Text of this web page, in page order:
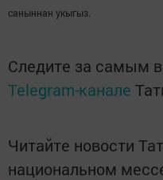
саныннан укыгыз.
Следите за самым
Telegram-канале
Читайте новости
национальном